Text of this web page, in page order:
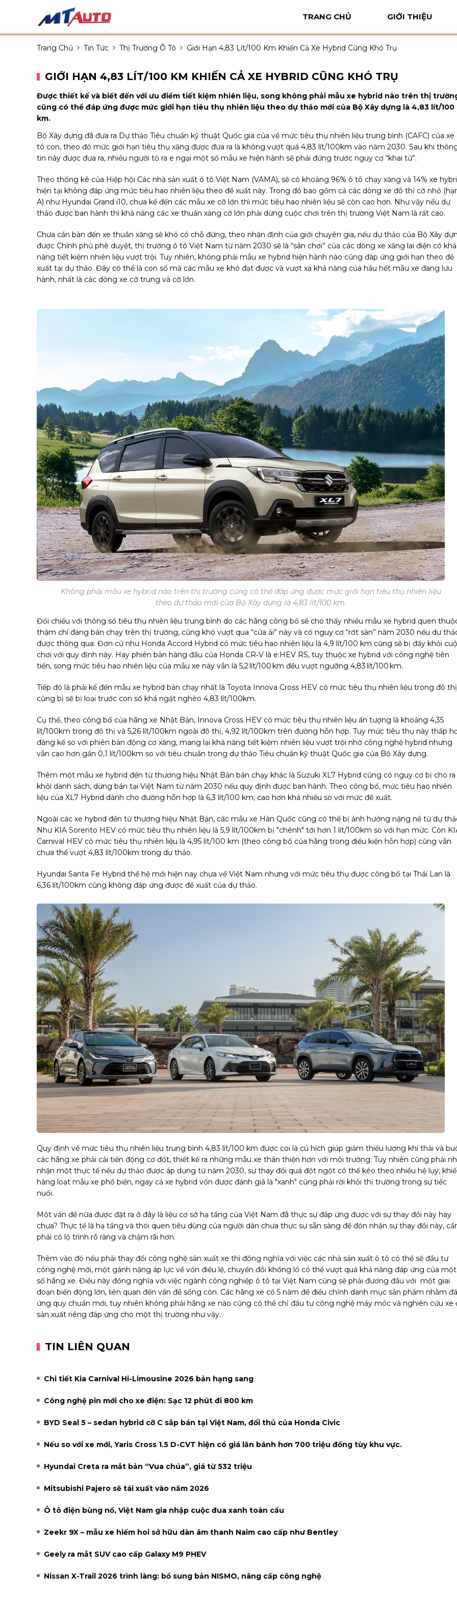
TRANG CHỦ GIỚI THIỆU
Trang Chủ Tin Tức Thị Trường Ô Tô Giới Hạn 4,83 Lít/100 Km Khiến Cả Xe Hybrid Cũng Khó Trụ
GIỚI HẠN 4,83 LÍT/100 KM KHIẾN CẢ XE HYBRID CŨNG KHÓ TRỤ
Được thiết kế và biết đến với ưu điểm tiết kiệm nhiên liệu, song không phải mẫu xe hybrid nào trên thị
cũng có thể đáp ứng được mức giới hạn tiêu thụ nhiên liệu theo dự thảo mới của Bộ Xây dựng là 4,83 lít/100
km.
Bộ Xây dựng đã đưa ra Dự thảo Tiêu chuẩn kỹ thuật Quốc gia của về mức tiêu thụ nhiên liệu trung bình (CAFC) của xe
tô con, theo đó mức giới hạn tiêu thụ xăng được đưa ra là không vượt quá 4,83 lít/100km vào năm 2030. Sau khi
tin này được đưa ra, nhiều người tỏ ra e ngại một số mẫu xe hiện hành sẽ phải đứng trước nguy cơ “khai tử”.
Theo thống kê của Hiệp hội Các nhà sản xuất ô tô Việt Nam (VAMA), sẽ có khoảng 96% ô tô chạy xăng và 14% xe
hiện tại không đáp ứng mức tiêu hao nhiên liệu theo đề xuất này. Trong đó bao gồm cả các dòng xe đô thị cỡ nhỏ
A) như Hyundai Grand i10, chưa kể đến các mẫu xe cỡ lớn thì mức tiêu hao nhiên liệu sẽ còn cao hơn. Như vậy nếu dự
thảo được ban hành thì khả năng các xe thuần xăng cỡ lớn phải dừng cuộc chơi trên thị trường Việt Nam là rất cao.
Chưa cần bàn đến xe thuần xăng sẽ khó có chỗ đứng, theo nhận định của giới chuyên gia, nếu dự thảo của Bộ Xây
được Chính phủ phê duyệt, thị trường ô tô Việt Nam từ năm 2030 sẽ là “sân chơi” của các dòng xe xăng lai điện có khả
năng tiết kiệm nhiên liệu vượt trội. Tuy nhiên, không phải mẫu xe hybrid hiện hành nào cũng đáp ứng giới hạn theo đề
xuất tại dự thảo. Đây có thể là con số mà các mẫu xe khó đạt được và vượt xa khả năng của hầu hết mẫu xe đang lưu
hành, nhất là các dòng xe cỡ trung và cỡ lớn.
Không phải mẫu xe hybrid nào trên thị trường cũng có thể đáp ứng được mức giới hạn tiêu thụ nhiên liệu
theo dự thảo mới của Bộ Xây dựng là 4,83 lít/100 km.
Đối chiếu với thông số tiêu thụ nhiên liệu trung bình do các hãng công bố sẽ cho thấy nhiều mẫu xe hybrid quen
thậm chí đang bán chạy trên thị trường, cũng khó vượt qua “cửa ải” này và có nguy cơ “rớt sàn” năm 2030 nếu dự
được thông qua. Đơn cử như Honda Accord Hybrid có mức tiêu hao nhiên liệu là 4,9 lít/100 km cũng sẽ bị đẩy khỏi
chơi với quy định này. Hay phiên bản hàng đầu của Honda CR‑V là e:HEV RS, tuy thuộc xe hybrid với công nghệ tiên
tiến, song mức tiêu hao nhiên liệu của mẫu xe này vẫn là 5,2 lít/100 km đều vượt ngưỡng 4,83 lít/100 km.
Tiếp đó là phải kể đến mẫu xe hybrid bán chạy nhất là Toyota Innova Cross HEV có mức tiêu thụ nhiên liệu trong đô thị
cũng bị sẽ bị loại trước con số khá ngặt nghèo 4,83 lít/100km.
Cụ thể, theo công bố của hãng xe Nhật Bản, Innova Cross HEV có mức tiêu thụ nhiên liệu ấn tượng là khoảng 4,35
lít/100km trong đô thị và 5,26 lít/100km ngoài đô thị, 4,92 lít/100km trên đường hỗn hợp. Tuy mức tiêu thụ này thấp
đáng kể so với phiên bản động cơ xăng, mang lại khả năng tiết kiệm nhiên liệu vượt trội nhờ công nghệ hybrid nhưng
vẫn cao hơn gần 0,1 lít/100km so với tiêu chuẩn trong dự thảo Tiêu chuẩn kỹ thuật Quốc gia của Bộ Xây dựng.
Thêm một mẫu xe hybrid đến từ thương hiệu Nhật Bản bán chạy khác là Suzuki XL7 Hybrid cũng có nguy cơ bị cho ra
khỏi danh sách, dừng bán tại Việt Nam từ năm 2030 nếu quy định được ban hành. Theo công bố, mức tiêu hao nhiên
liệu của XL7 Hybrid dành cho đường hỗn hợp là 6,3 lít/100 km, cao hơn khá nhiều so với mức đề xuất.
Ngoài các xe hybrid đến từ thương hiệu Nhật Bản, các mẫu xe Hàn Quốc cũng có thể bị ảnh hưởng nặng nề từ dự
Như KIA Sorento HEV có mức tiêu thụ nhiên liệu là 5,9 lít/100km bị "chênh" tới hơn 1 lít/100km so với hạn mức. Còn
Carnival HEV có mức tiêu thụ nhiên liệu là 4,95 lít/100 km (theo công bố của hãng trong điều kiện hỗn hợp) cũng vẫn
chưa thể vượt 4,83 lít/100km trong dự thảo.
Hyundai Santa Fe Hybrid thế hệ mới hiện nay chưa về Việt Nam nhưng với mức tiêu thụ được công bố tại Thái Lan là
6,36 lít/100km cũng không đáp ứng được đề xuất của dự thảo.
Quy định về mức tiêu thụ nhiên liệu trung bình 4,83 lít/100 km được coi là cú hích giúp giảm thiểu lượng khí thải và
các hãng xe phải cải tiến động cơ đốt, thiết kế ra những mẫu xe thân thiện hơn với môi trường. Tuy nhiên cũng phải
nhận một thực tế nếu dự thảo được áp dụng từ năm 2030, sự thay đổi quá đột ngột có thể kéo theo nhiều hệ lụy,
hàng loạt mẫu xe phổ biến, ngay cả xe hybrid vốn được đánh giá là "xanh" cũng phải rời khỏi thị trường trong sự tiếc
nuối.
Một vấn đề nữa được đặt ra ở đây là liệu cơ sở hạ tầng của Việt Nam đã thực sự đáp ứng được với sự thay đổi này hay
chưa? Thực tế là hạ tầng và thói quen tiêu dùng của người dân chưa thực sự sẵn sàng để đón nhận sự thay đổi này,
phải có lộ trình rõ ràng và chậm rãi hơn.
Thêm vào đó nếu phải thay đổi công nghệ sản xuất xe thì đồng nghĩa với việc các nhà sản xuất ô tô có thể sẽ đầu tư
công nghệ mới, một gánh nặng áp lực về vốn điều lệ, chuyển đổi khổng lồ có thể vượt quá khả năng đáp ứng của một
số hãng xe. Điều này đồng nghĩa với việc ngành công nghiệp ô tô tại Việt Nam cũng sẽ phải đương đầu với một giai
đoạn biến động lớn, liên quan đến vấn đề sống còn. Các hãng xe có 5 năm để điều chỉnh danh mục sản phẩm nhằm
ứng quy chuẩn mới, tuy nhiên không phải hãng xe nào cũng có thể chỉ đầu tư công nghệ máy móc và nghiên cứu xe
sản xuất riêng đáp ứng cho một thị trường như vậy.
TIN LIÊN QUAN
Chi tiết Kia Carnival Hi-Limousine 2026 bản hạng sang
Công nghệ pin mới cho xe điện: Sạc 12 phút đi 800 km
BYD Seal 5 – sedan hybrid cỡ C sắp bán tại Việt Nam, đối thủ của Honda Civic
Nếu so với xe mới, Yaris Cross 1.5 D-CVT hiện có giá lăn bánh hơn 700 triệu đồng tùy khu vực.
Hyundai Creta ra mắt bản “Vua chúa”, giá từ 532 triệu
Mitsubishi Pajero sẽ tái xuất vào năm 2026
Ô tô điện bùng nổ, Việt Nam gia nhập cuộc đua xanh toàn cầu
Zeekr 9X – mẫu xe hiếm hoi sở hữu dàn âm thanh Naim cao cấp như Bentley
Geely ra mắt SUV cao cấp Galaxy M9 PHEV
Nissan X-Trail 2026 trình làng: bổ sung bản NISMO, nâng cấp công nghệ